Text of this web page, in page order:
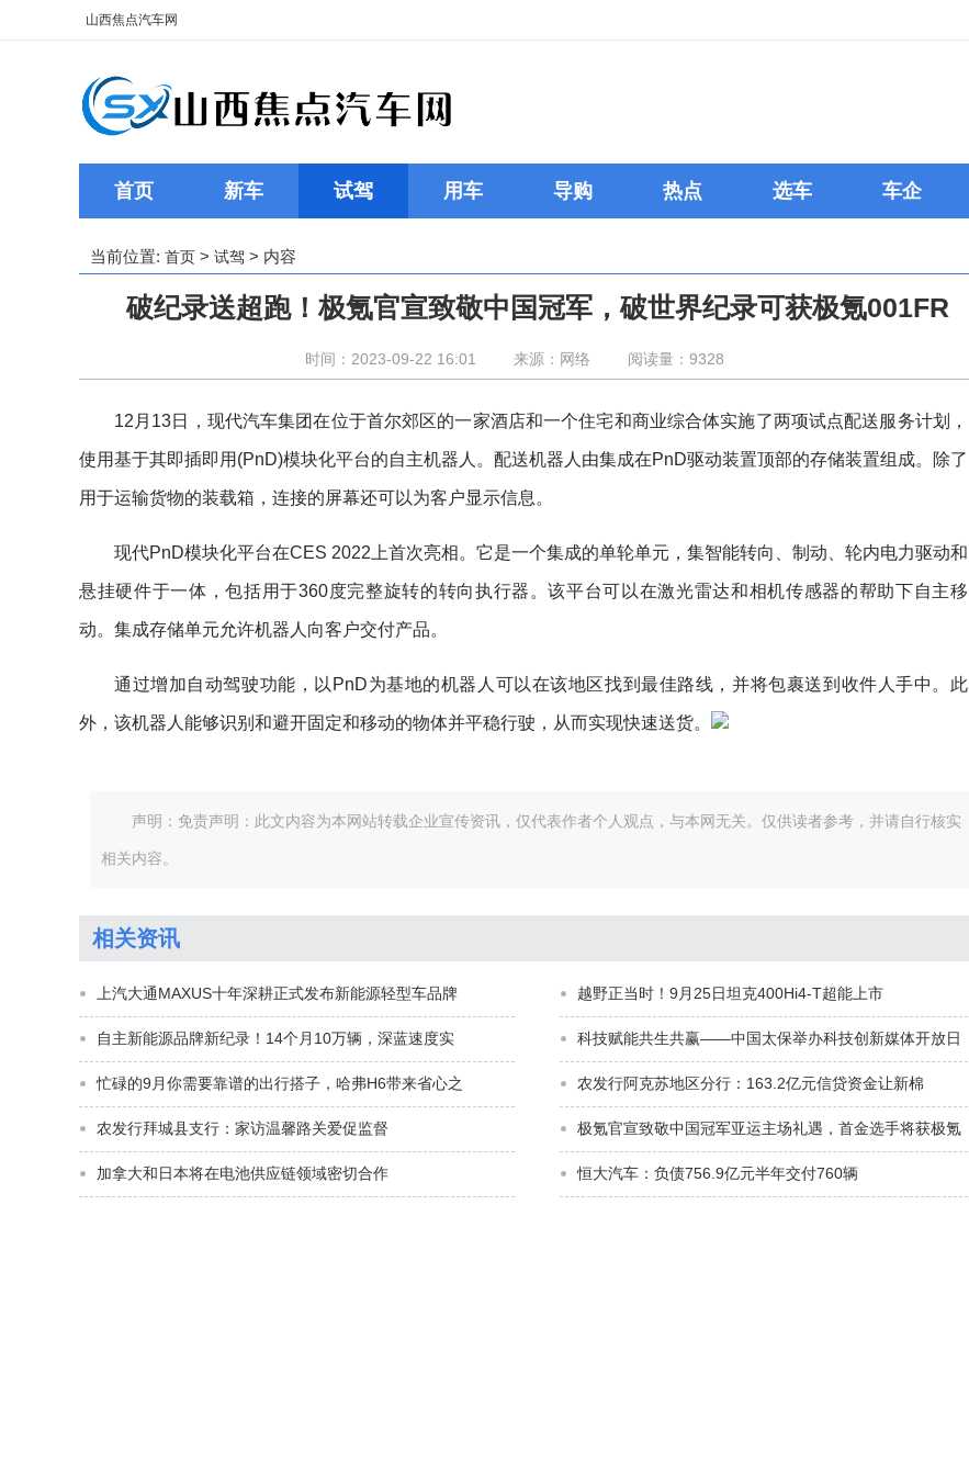
山西焦点汽车网
首页 新车 试驾 用车 导购 热点 选车 车企
当前位置: 首页 > 试驾 > 内容
破纪录送超跑！极氪官宣致敬中国冠军，破世界纪录可获极氪001FR
时间：2023-09-22 16:01 来源：网络 阅读量：9328
12月13日，现代汽车集团在位于首尔郊区的一家酒店和一个住宅和商业综合体实施了两项试点配送服务计划，
使用基于其即插即用(PnD)模块化平台的自主机器人。配送机器人由集成在PnD驱动装置顶部的存储装置组成。除了
用于运输货物的装载箱，连接的屏幕还可以为客户显示信息。
现代PnD模块化平台在CES 2022上首次亮相。它是一个集成的单轮单元，集智能转向、制动、轮内电力驱动和
悬挂硬件于一体，包括用于360度完整旋转的转向执行器。该平台可以在激光雷达和相机传感器的帮助下自主移
动。集成存储单元允许机器人向客户交付产品。
通过增加自动驾驶功能，以PnD为基地的机器人可以在该地区找到最佳路线，并将包裹送到收件人手中。此
外，该机器人能够识别和避开固定和移动的物体并平稳行驶，从而实现快速送货。
声明：免责声明：此文内容为本网站转载企业宣传资讯，仅代表作者个人观点，与本网无关。仅供读者参考，并请自行核实
相关内容。
相关资讯
上汽大通MAXUS十年深耕正式发布新能源轻型车品牌 越野正当时！9月25日坦克400Hi4-T超能上市
自主新能源品牌新纪录！14个月10万辆，深蓝速度实 科技赋能共生共赢——中国太保举办科技创新媒体开放日
忙碌的9月你需要靠谱的出行搭子，哈弗H6带来省心之 农发行阿克苏地区分行：163.2亿元信贷资金让新棉
农发行拜城县支行：家访温馨路关爱促监督 极氪官宣致敬中国冠军亚运主场礼遇，首金选手将获极氪
加拿大和日本将在电池供应链领域密切合作 恒大汽车：负债756.9亿元半年交付760辆